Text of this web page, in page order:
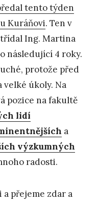
tento týden
Kuráňovi. Ten v
Ing. Martina
následující 4 roky.
protože před
úkoly. Na
pozice na fakultě
lidí
a
výzkumných
radosti.
přejeme zdar a